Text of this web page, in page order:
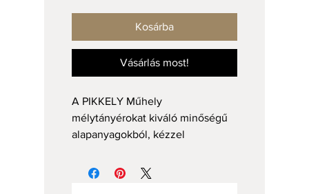
Kosárba
Vásárlás most!
A PIKKELY Műhely
mélytányérokat kiváló minőségű
alapanyagokból, kézzel
agyagból, mázas felülettel